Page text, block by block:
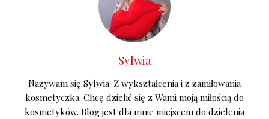
Sylwia
Nazywam się Sylwia. Z wykształcenia i z zamiłowania
kosmetyczka. Chcę dzielić się z Wami moją miłością do
kosmetyków. Blog jest dla mnie miejscem do dzielenia